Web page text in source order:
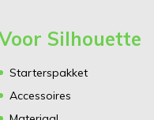
Silhouette
Starterspakket
Accessoires